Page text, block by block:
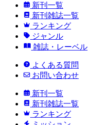
新刊一覧
新刊雑誌一覧
ランキング
ジャンル
雑誌・レーベル
よくある質問
お問い合わせ
新刊一覧
新刊雑誌一覧
ランキング